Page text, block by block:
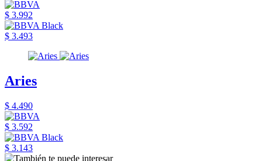
$ 3.992
$ 3.493
Aries
$ 4.490
$ 3.592
$ 3.143